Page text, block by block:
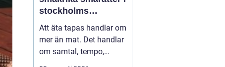
stockholms
vardagsrum
Att äta tapas handlar om
mer än mat. Det handlar
om samtal, tempo,
ljudnivå och känslan av